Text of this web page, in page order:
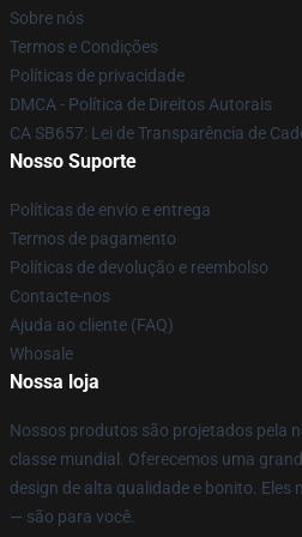
Sobre nós
Termos e Condições
Políticas de privacidade
DMCA - Política de Direitos Autorais
CA SB657: Lei de Transparência de
Nosso Suporte
Políticas de envio e entrega
Termos de pagamento
Políticas de devolução e reembolso
Contacte-nos
Ajuda ao cliente (FAQ)
Whosale
Nossa loja
Nossos produtos são projetados pela
classe mundial. Oferecemos uma
design de alta qualidade e bonito.
— são para você.